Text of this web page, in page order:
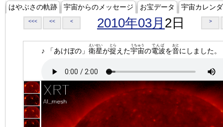
はやぶさの軌跡 宇宙からのメッセージ お宝データ 宇宙カレン
<<< << < 2010年03月 2日 >
♪ 「あけぼの」 衛星
えいせい
が捉
とら
えた宇宙
うちゅう
の電波
でんぱ
を音
おと
にしました。